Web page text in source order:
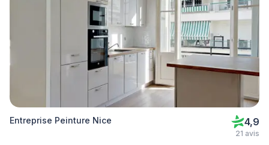
Entreprise Peinture Nice 4,9
21 avis